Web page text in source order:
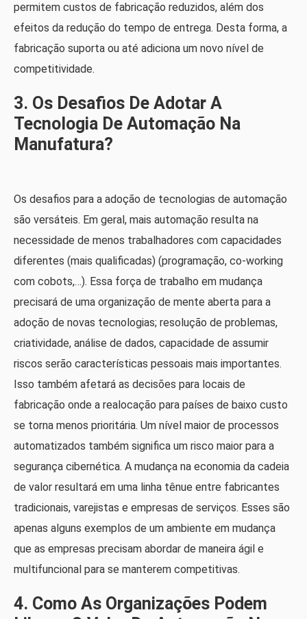
permitem custos de fabricação reduzidos, além dos
efeitos da redução do tempo de entrega. Desta forma, a
fabricação suporta ou até adiciona um novo nível de
competitividade.
3. Os Desafios De Adotar A
Tecnologia De Automação Na
Manufatura?
Os desafios para a adoção de tecnologias de automação
são versáteis. Em geral, mais automação resulta na
necessidade de menos trabalhadores com capacidades
diferentes (mais qualificadas) (programação, co-working
com cobots,…). Essa força de trabalho em mudança
precisará de uma organização de mente aberta para a
adoção de novas tecnologias; resolução de problemas,
criatividade, análise de dados, capacidade de assumir
riscos serão características pessoais mais importantes.
Isso também afetará as decisões para locais de
fabricação onde a realocação para países de baixo custo
se torna menos prioritária. Um nível maior de processos
automatizados também significa um risco maior para a
segurança cibernética. A mudança na economia da cadeia
de valor resultará em uma linha tênue entre fabricantes
tradicionais, varejistas e empresas de serviços. Esses são
apenas alguns exemplos de um ambiente em mudança
que as empresas precisam abordar de maneira ágil e
multifuncional para se manterem competitivas.
4. Como As Organizações Podem